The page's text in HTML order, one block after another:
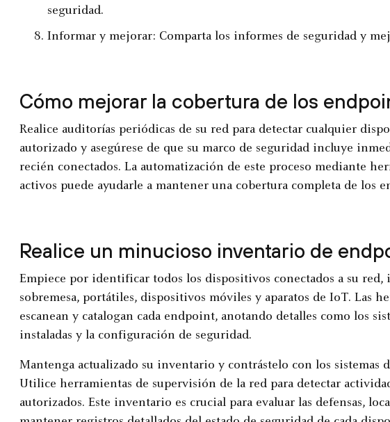
seguridad.
Informar y mejorar: Comparta los informes de seguridad y
Cómo mejorar la cobertura de los
Realice auditorías periódicas de su red para detectar cualquier
autorizado y asegúrese de que su marco de seguridad incluye
recién conectados. La automatización de este proceso mediante
activos puede ayudarle a mantener una cobertura completa de los
Realice un minucioso inventario de
Empiece por identificar todos los dispositivos conectados a su red,
sobremesa, portátiles, dispositivos móviles y aparatos de IoT. Las
escanean y catalogan cada endpoint, anotando detalles como los
instaladas y la configuración de seguridad.
Mantenga actualizado su inventario y contrástelo con los sistemas
Utilice herramientas de supervisión de la red para detectar
autorizados. Este inventario es crucial para evaluar las defensas,